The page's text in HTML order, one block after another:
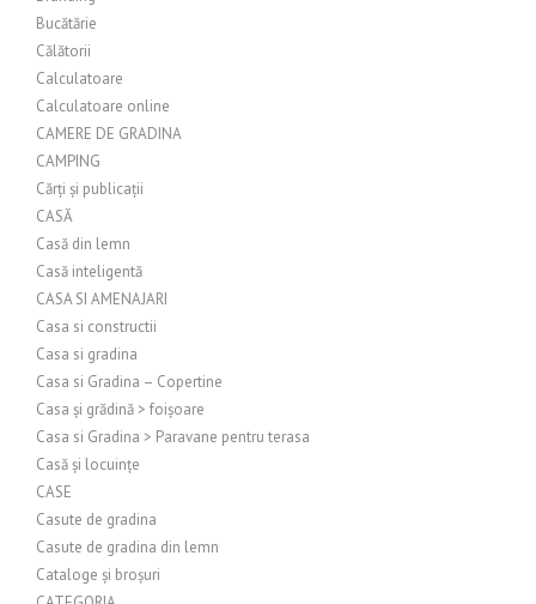
Bucătărie
Călătorii
Calculatoare
Calculatoare online
CAMERE DE GRADINA
CAMPING
Cărți și publicații
CASĂ
Casă din lemn
Casă inteligentă
CASA SI AMENAJARI
Casa si constructii
Casa si gradina
Casa si Gradina – Copertine
Casa și grădină > foișoare
Casa si Gradina > Paravane pentru terasa
Casă și locuințe
CASE
Casute de gradina
Casute de gradina din lemn
Cataloge și broșuri